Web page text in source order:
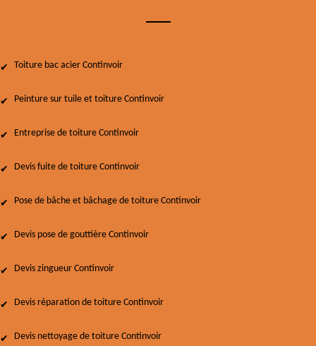
Toiture bac acier Continvoir
Peinture sur tuile et toiture Continvoir
Entreprise de toiture Continvoir
Devis fuite de toiture Continvoir
Pose de bâche et bâchage de toiture Continvoir
Devis pose de gouttière Continvoir
Devis zingueur Continvoir
Devis réparation de toiture Continvoir
Devis nettoyage de toiture Continvoir